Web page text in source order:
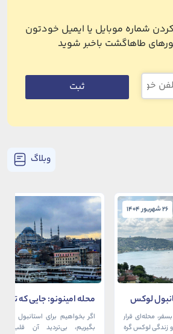
شماره موبایل یا ایمیل خودتون
طاهاگشت باخبر شوید
ثبت
وبلاگ
26 شهریور 1404
لوکس
محله‌ای قرار
و زندگی لوکس گره
محله امینونو: جایی که
دریا به هم می‌رسند
اگر بخواهیم برای استانبول
بگیریم، بی‌تردید آن قلب،